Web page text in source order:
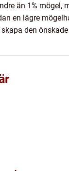
än 1% mögel,
en lägre
den